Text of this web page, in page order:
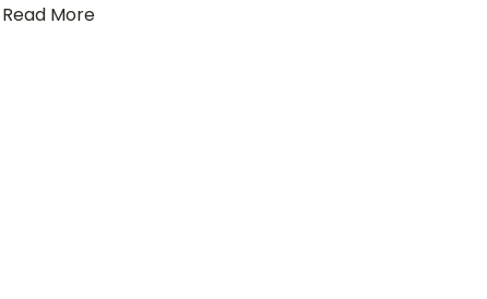
Read More